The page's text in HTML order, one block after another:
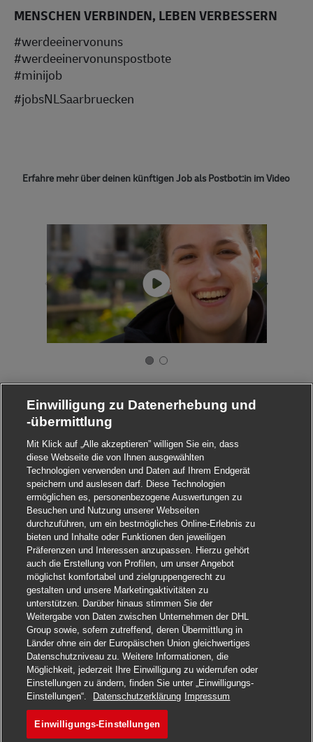
MENSCHEN VERBINDEN, LEBEN VERBESSERN
#werdeeinervonuns
#werdeeinervonunspostbote
#minijob
#jobsNLSaarbruecken
Erfahre mehr über deinen künftigen Job als Postbot:in im Video
Einwilligung zu Datenerhebung und
-übermittlung
Mit Klick auf „Alle akzeptieren” willigen Sie ein, dass
diese Webseite die von Ihnen ausgewählten
Technologien verwenden und Daten auf Ihrem Endgerät
speichern und auslesen darf. Diese Technologien
ermöglichen es, personenbezogene Auswertungen zu
Besuchen und Nutzung unserer Webseiten
durchzuführen, um ein bestmögliches Online-Erlebnis zu
bieten und Inhalte oder Funktionen den jeweiligen
Präferenzen und Interessen anzupassen. Hierzu gehört
auch die Erstellung von Profilen, um unser Angebot
möglichst komfortabel und zielgruppengerecht zu
gestalten und unsere Marketingaktivitäten zu
unterstützen. Darüber hinaus stimmen Sie der
Weitergabe von Daten zwischen Unternehmen der DHL
Group sowie, sofern zutreffend, deren Übermittlung in
Länder ohne ein der Europäischen Union gleichwertiges
Datenschutzniveau zu. Weitere Informationen, die
Möglichkeit, jederzeit Ihre Einwilligung zu widerrufen oder
Einstellungen zu ändern, finden Sie unter „Einwilligungs-
Einstellungen“.
Datenschutzerklärung Impressum
Einwilligungs-Einstellungen